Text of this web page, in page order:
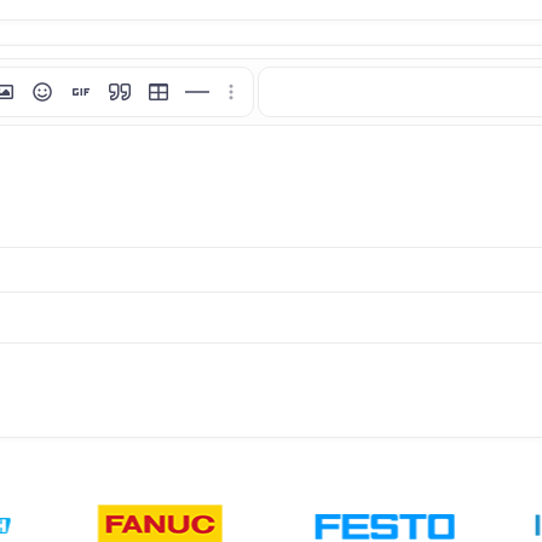
ekleekle
İfadelerGIF ekle
Alıntı Tablo ekleYatay çizgi ekle
Daha fazla seçenek…